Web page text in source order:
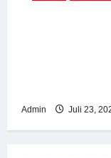
Admin Juli 23,